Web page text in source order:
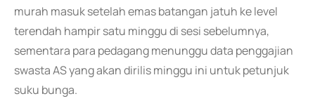
murah masuk setelah emas batangan jatuh ke level
terendah hampir satu minggu di sesi sebelumnya,
sementara para pedagang menunggu data penggajian
swasta AS yang akan dirilis minggu ini untuk petunjuk
suku bunga.